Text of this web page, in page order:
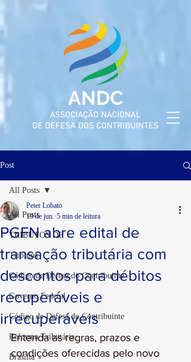
Post
All Posts
TRIBUTOS DF
Tributos
Código de Defesa do Contribuinte
Governo Federal
Código de Defesa do Contribuinte
Reforma Tributária
Brasília
All Posts
PGFN abre edital de
transação tributária com
descontos para débitos
recuperáveis e
irrecuperáveis
Peter Lobato
19 de jun. 5 min de leitura
Entenda as regras, prazos e
condições oferecidas pelo novo